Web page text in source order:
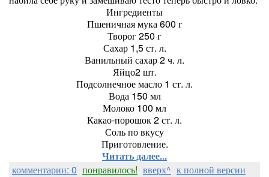
Ингредиенты
Пшеничная мука 600 г
Творог 250 г
Сахар 1,5 ст. л.
Ванильный сахар 2 ч. л.
Яйцо2 шт.
Подсолнечное масло 1 ст. л.
Вода 150 мл
Молоко 100 мл
Какао-порошок 2 ст. л.
Соль по вкусу
Приготовление.
Читать далее...
комментарии: 0 понравилось! вверх^ к полной версии